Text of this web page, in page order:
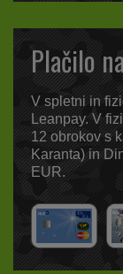
Plačilo
V spletni in
Leanpay. V
12 obrokov s
Karanta) in
EUR.